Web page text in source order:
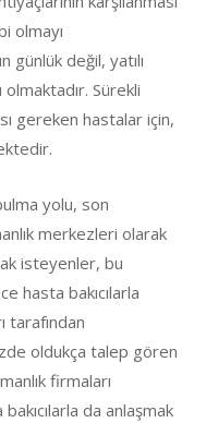
olmayı
günlük değil, yatılı
olmaktadır. Sürekli
gereken hastalar için,
yolu, son
merkezleri olarak
isteyenler, bu
hasta bakıcılarla
tarafından
oldukça talep gören
firmaları
da anlaşmak